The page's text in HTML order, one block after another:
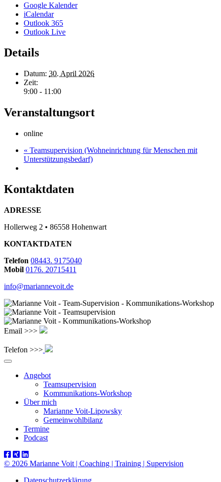
Google Kalender
iCalendar
Outlook 365
Outlook Live
Details
Datum: 30. April 2026
Zeit:
9:00 - 11:00
Veranstaltungsort
online
« Teamsupervision (Wohneinrichtung für Menschen mit
Unterstützungsbedarf)
Kontaktdaten
ADRESSE
Hollerweg 2 • 86558 Hohenwart
KONTAKTDATEN
Telefon 08443. 9175040
Mobil 0176. 20715411
info@mariannevoit.de
Email >>>
Telefon >>>
Angebot
Teamsupervision
Kommunikations-Workshop
Über mich
Marianne Voit-Lipowsky
Gemeinwohlbilanz
Termine
Podcast
© 2026 Marianne Voit | Coaching | Training | Supervision
Datenschutzerklärung